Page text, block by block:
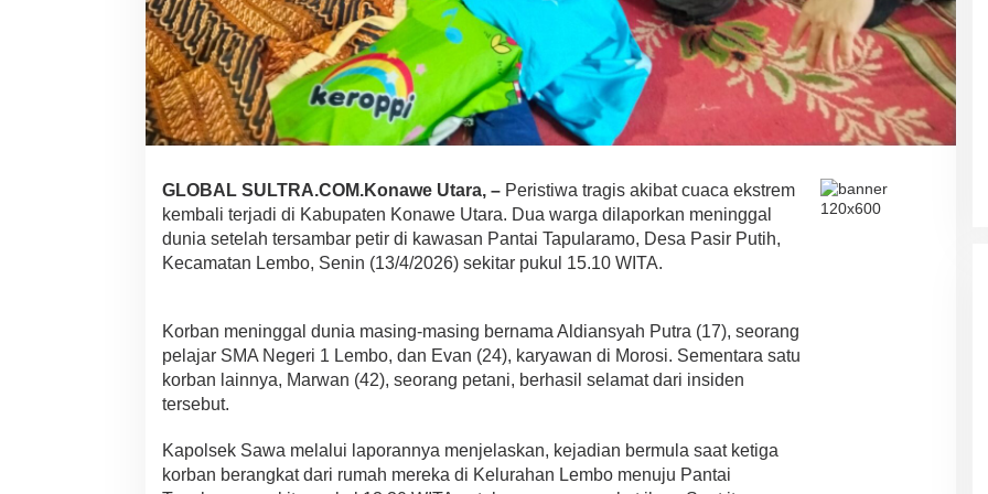
s
a
m
b
a
r
P
e
i
P
o
e
K
o
w
U
GLOBAL SULTRA.COM.Konawe Utara, – Peristiwa tragis akibat cuaca ekstrem
kembali terjadi di Kabupaten Konawe Utara. Dua warga dilaporkan meninggal
dunia setelah tersambar petir di kawasan Pantai Tapularamo, Desa Pasir Putih,
Kecamatan Lembo, Senin (13/4/2026) sekitar pukul 15.10 WITA.
Korban meninggal dunia masing-masing bernama Aldiansyah Putra (17), seorang
pelajar SMA Negeri 1 Lembo, dan Evan (24), karyawan di Morosi. Sementara satu
korban lainnya, Marwan (42), seorang petani, berhasil selamat dari insiden
tersebut.
Kapolsek Sawa melalui laporannya menjelaskan, kejadian bermula saat ketiga
korban berangkat dari rumah mereka di Kelurahan Lembo menuju Pantai
ASR-HUGUA Berpeluang Besar,
Ini Prediksi Pengamat Politik